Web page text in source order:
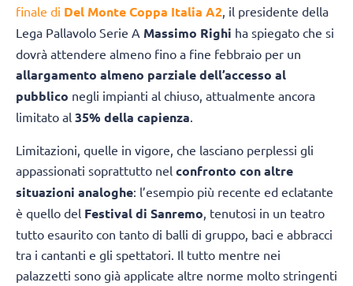
finale di Del Monte Coppa Italia A2, il presidente della
Lega Pallavolo Serie A Massimo Righi ha spiegato che si
dovrà attendere almeno fino a fine febbraio per un
allargamento almeno parziale dell’accesso al
pubblico negli impianti al chiuso, attualmente ancora
limitato al 35% della capienza.
Limitazioni, quelle in vigore, che lasciano perplessi gli
appassionati soprattutto nel confronto con altre
situazioni analoghe: l’esempio più recente ed eclatante
è quello del Festival di Sanremo , tenutosi in un teatro
tutto esaurito con tanto di balli di gruppo, baci e abbracci
tra i cantanti e gli spettatori. Il tutto mentre nei
palazzetti sono già applicate altre norme molto stringenti